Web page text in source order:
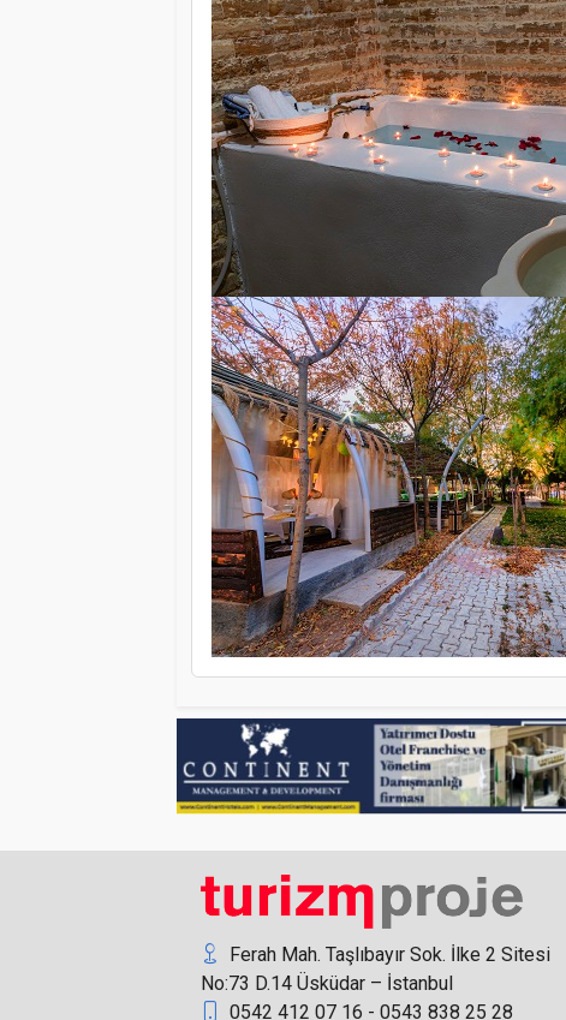
Ferah Mah. Taşlıbayır Sok. İlke 2 Sitesi
No:73 D.14 Üsküdar – İstanbul
0542 412 07 16 - 0543 838 25 28